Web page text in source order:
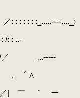
...._:
∧
｀ ー